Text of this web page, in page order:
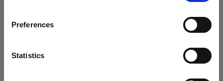
Preferences
Statistics
United States
言語
ライトシェーピングツールの再生品はこ